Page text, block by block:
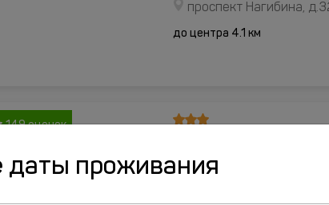
проспект Нагибина,
до центра 4.1 км
149 оценок
даты проживания